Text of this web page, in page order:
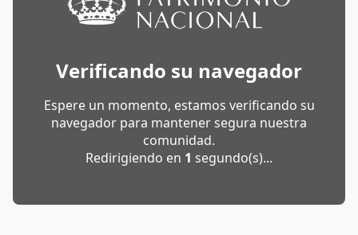
Verificando su navegador
Espere un momento, estamos verificando su
navegador para mantener segura nuestra
comunidad.
Redirigiendo en 1 segundo(s)...